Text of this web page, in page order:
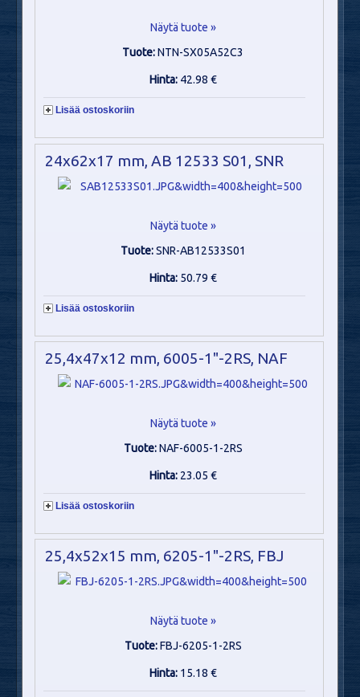
Näytä tuote »
Tuote:NTN-SX05A52C3
Hinta: 42.98 €
Lisää ostoskoriin
24x62x17 mm, AB 12533 S01, SNR
Näytä tuote »
Tuote:SNR-AB12533S01
Hinta: 50.79 €
Lisää ostoskoriin
25,4x47x12 mm, 6005-1"-2RS, NAF
Näytä tuote »
Tuote:NAF-6005-1-2RS
Hinta: 23.05 €
Lisää ostoskoriin
25,4x52x15 mm, 6205-1"-2RS, FBJ
Näytä tuote »
Tuote:FBJ-6205-1-2RS
Hinta: 15.18 €